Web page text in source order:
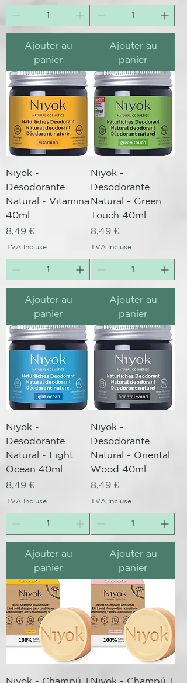
Ajouter au
panier
Ajouter au
panier
Niyok -
Desodorante
Natural - Vitamina
40ml
Prix
8,49 €
TVA Incluse
Ajouter au
panier
Niyok -
Desodorante
Natural - Green
Touch 40ml
Prix
8,49 €
TVA Incluse
Ajouter au
panier
Niyok -
Desodorante
Natural - Light
Ocean 40ml
Prix
8,49 €
TVA Incluse
Ajouter au
panier
Niyok -
Desodorante
Natural - Oriental
Wood 40ml
Prix
8,49 €
TVA Incluse
Ajouter au
panier
Niyok - Champú +Niyok - Champú +